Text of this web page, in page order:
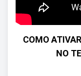
COMO
NO